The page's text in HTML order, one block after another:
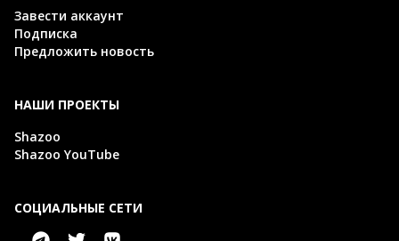
Завести аккаунт
Подписка
Предложить новость
НАШИ ПРОЕКТЫ
Shazoo
Shazoo YouTube
СОЦИАЛЬНЫЕ СЕТИ